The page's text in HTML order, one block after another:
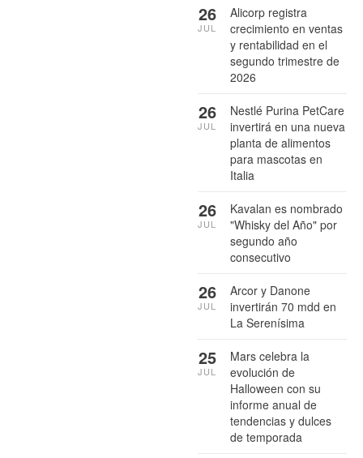
Alicorp registra
crecimiento en ventas
y rentabilidad en el
segundo trimestre de
2026
26
JUL
Nestlé Purina PetCare
invertirá en una nueva
planta de alimentos
para mascotas en
Italia
26
JUL
Kavalan es nombrado
"Whisky del Año" por
segundo año
consecutivo
26
JUL
Arcor y Danone
invertirán 70 mdd en
La Serenísima
26
JUL
Mars celebra la
evolución de
Halloween con su
informe anual de
tendencias y dulces
de temporada
25
JUL